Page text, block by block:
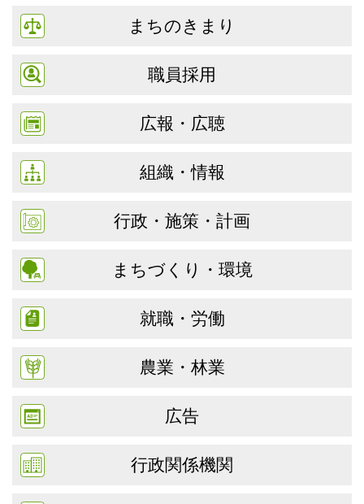
まちのきまり
職員採用
広報・広聴
組織・情報
行政・施策・計画
まちづくり・環境
就職・労働
農業・林業
広告
行政関係機関